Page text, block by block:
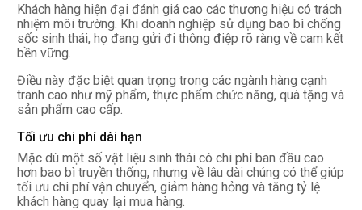
Khách hàng hiện đại đánh giá cao các thương hiệu có trách
nhiệm môi trường. Khi doanh nghiệp sử dụng bao bì chống
sốc sinh thái, họ đang gửi đi thông điệp rõ ràng về cam kết
bền vững.
Điều này đặc biệt quan trọng trong các ngành hàng cạnh
tranh cao như mỹ phẩm, thực phẩm chức năng, quà tặng và
sản phẩm cao cấp.
Tối ưu chi phí dài hạn
Mặc dù một số vật liệu sinh thái có chi phí ban đầu cao
hơn bao bì truyền thống, nhưng về lâu dài chúng có thể giúp
tối ưu chi phí vận chuyển, giảm hàng hỏng và tăng tỷ lệ
khách hàng quay lại mua hàng.